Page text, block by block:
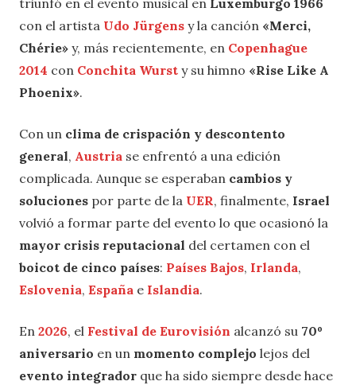
triunfó en el evento musical en Luxemburgo 1966
con el artista Udo Jürgens y la canción «Merci,
Chérie» y, más recientemente, en Copenhague
2014 con Conchita Wurst y su himno «Rise Like A
Phoenix».
Con un clima de crispación y descontento
general, Austria se enfrentó a una edición
complicada. Aunque se esperaban cambios y
soluciones por parte de la UER, finalmente, Israel
volvió a formar parte del evento lo que ocasionó la
mayor crisis reputacional del certamen con el
boicot de cinco países: Países Bajos, Irlanda,
Eslovenia, España e Islandia.
En 2026, el Festival de Eurovisión alcanzó su 70º
aniversario en un momento complejo lejos del
evento integrador que ha sido siempre desde hace